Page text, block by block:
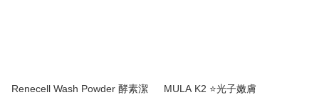
Renecell Wash Powder 酵素潔
MULA K2 ⭐️光子嫩膚